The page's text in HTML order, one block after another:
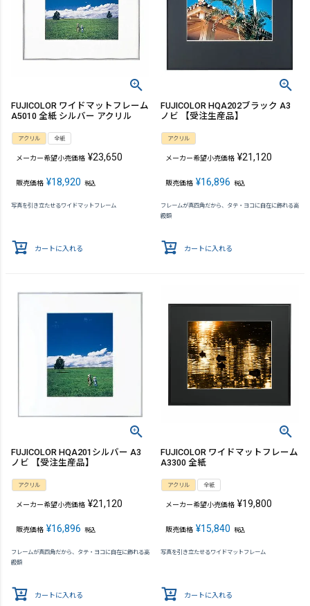
FUJICOLOR ワイドマットフレーム
A5010 全紙 シルバー アクリル
アクリル 全紙
メーカー希望小売価格 ¥23,650
販売価格 ¥18,920 税込
写真を引き立たせるワイドマットフレーム
カートに入れる
FUJICOLOR HQA202ブラック A3
ノビ 【受注生産品】
アクリル
メーカー希望小売価格 ¥21,120
販売価格 ¥16,896 税込
フレームが真四角だから、タテ・ヨコに自在に飾れる高
級額
カートに入れる
FUJICOLOR HQA201シルバー A3
ノビ 【受注生産品】
アクリル
メーカー希望小売価格 ¥21,120
販売価格 ¥16,896 税込
フレームが真四角だから、タテ・ヨコに自在に飾れる高
級額
カートに入れる
FUJICOLOR ワイドマットフレーム
A3300 全紙
アクリル 全紙
メーカー希望小売価格 ¥19,800
販売価格 ¥15,840 税込
写真を引き立たせるワイドマットフレーム
カートに入れる